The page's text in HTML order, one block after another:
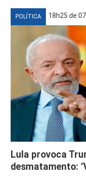
POLÍTICA 18h25 de
Lula provoca
desmatamento: